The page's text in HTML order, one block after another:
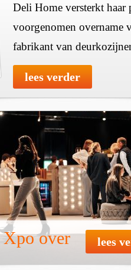
Deli Home versterkt haar
voorgenomen overname
fabrikant van
lees verder
Xpo over lees